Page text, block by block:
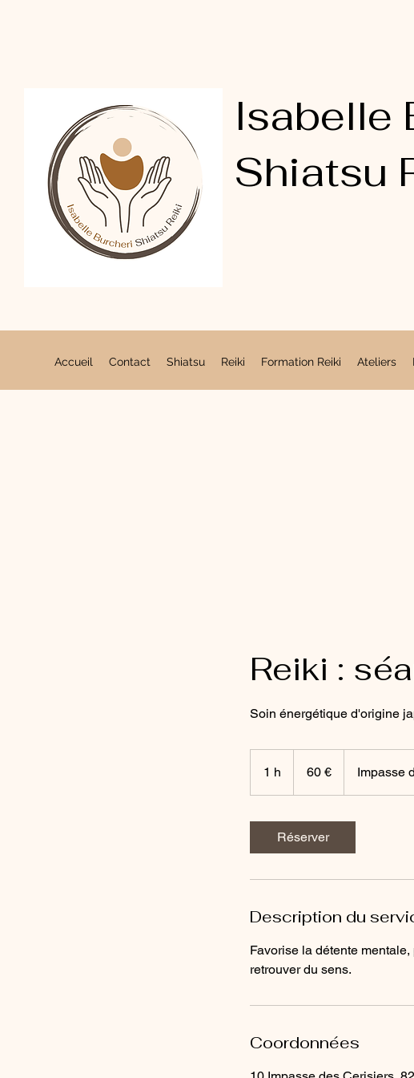
Isabelle
Shiatsu
Accueil Contact Shiatsu Reiki Formation Reiki Ateliers
Reiki :
Soin énergétique d'origine
1 h 60 € Impasse
Réserver
Description du
Favorise la détente
retrouver du sens.
Coordonnées